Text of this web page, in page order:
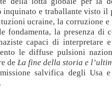
inquinato e traballante visto il
ucraine, la corruzione
fondamenta, la presenza di
capaci di interpretare
le diffuse pulsioni
de La fine della storia e
salvifica degli Usa